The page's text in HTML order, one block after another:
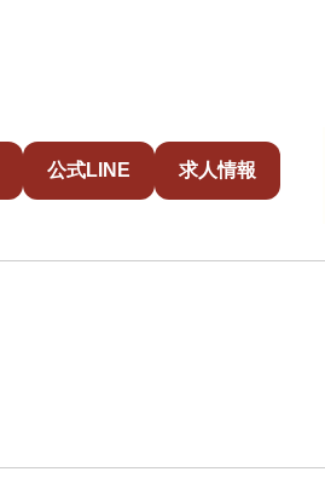
公式LINE 求人情報